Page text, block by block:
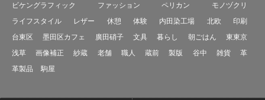
ビケングラフィック
ファッション ペリカン
モノヅクリ
ライフスタイル
レザー 休憩 体験 内田染工場 北欧
印刷
台東区
墨田区カフェ 廣田硝子 文具 暮らし 朝ごはん
東東京
浅草
画像補正 紗蔵 老舗 職人 蔵前 製版 谷中 雑貨
革
革製品
駒屋